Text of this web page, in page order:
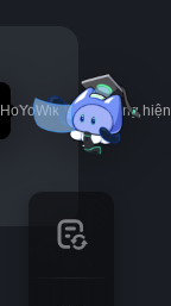
HoYoWiki! * Nội dung